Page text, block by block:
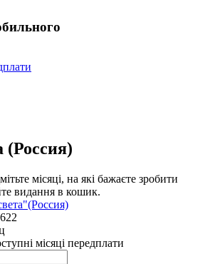
(Россия)
місяці, на які бажаєте зробити
видання в кошик.
місяці передплати